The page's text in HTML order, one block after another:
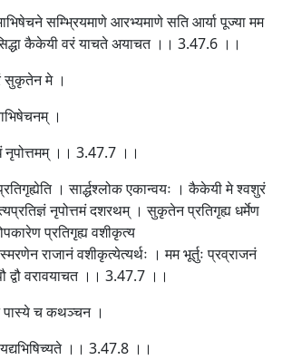
सम्भ्रियमाणे आरभ्यमाणे सति आर्या पूज्या मम
कैकेयी वरं याचते अयाचत ।। 3.47.6 ।।
सुकृतेन मे ।
।
नृपोत्तमम् ।। 3.47.7 ।।
। सार्द्धश्लोक एकान्वयः । कैकेयी मे श्वशुरं
नृपोत्तमं दशरथम् । सुकृतेन प्रतिगृह्य धर्मेण
प्रतिगृह्य वशीकृत्य
राजानं वशीकृत्येत्यर्थः । मम भूर्तुः प्रव्राजनं
द्वौ वरावयाचत ।। 3.47.7 ।।
पास्ये च कथञ्चन ।
यद्यभिषिच्यते ।। 3.47.8 ।।